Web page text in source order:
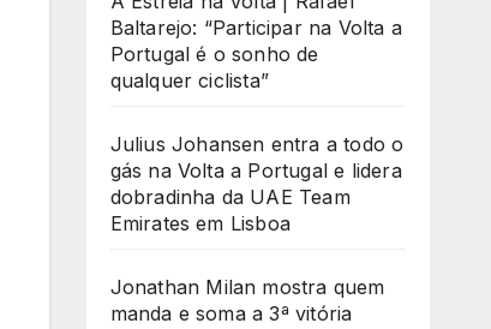
Baltarejo: “Participar na Volta a
Portugal é o sonho de
qualquer ciclista”
Julius Johansen entra a todo o
gás na Volta a Portugal e lidera
dobradinha da UAE Team
Emirates em Lisboa
Jonathan Milan mostra quem
manda e soma a 3ª vitória